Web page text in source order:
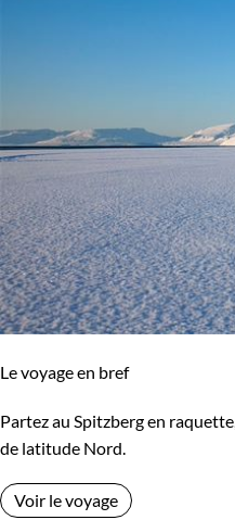
Le voyage en bref
Partez au Spitzberg en
de latitude Nord.
Voir le voyage